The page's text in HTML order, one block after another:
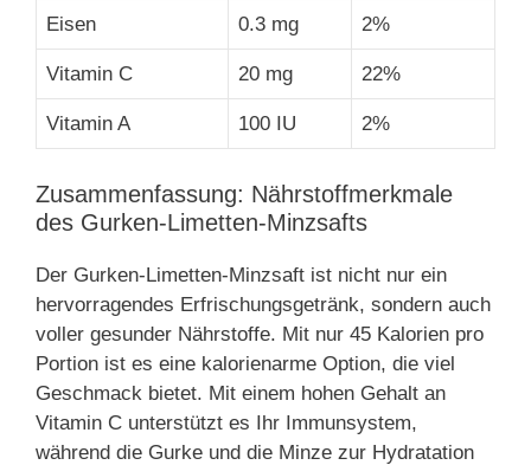
Eisen 0.3 mg 2%
Vitamin C 20 mg 22%
Vitamin A 100 IU 2%
Zusammenfassung: Nährstoffmerkmale
des Gurken-Limetten-Minzsafts
Der Gurken-Limetten-Minzsaft ist nicht nur ein
hervorragendes Erfrischungsgetränk, sondern auch
voller gesunder Nährstoffe. Mit nur 45 Kalorien pro
Portion ist es eine kalorienarme Option, die viel
Geschmack bietet. Mit einem hohen Gehalt an
Vitamin C unterstützt es Ihr Immunsystem,
während die Gurke und die Minze zur Hydratation